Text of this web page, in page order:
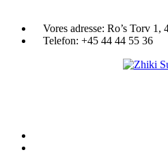
Vores adresse: Ro’s Torv 1,
Telefon: +45 44 44 55 36